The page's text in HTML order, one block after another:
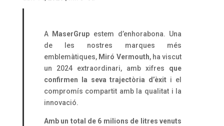
A MaserGrup estem d’enhorabona. Una
de les nostres marques més
emblemàtiques, Miró Vermouth, ha viscut
un 2024 extraordinari, amb xifres que
confirmen la seva trajectòria d’èxit i el
compromís compartit amb la qualitat i la
innovació.
Amb un total de 6 milions de litres venuts